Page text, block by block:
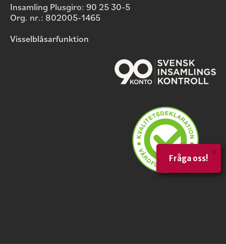
Insamling Plusgiro: 90 25 30-5
Org. nr.: 802005-1465
Visselblåsarfunktion
Fråga oss!
×